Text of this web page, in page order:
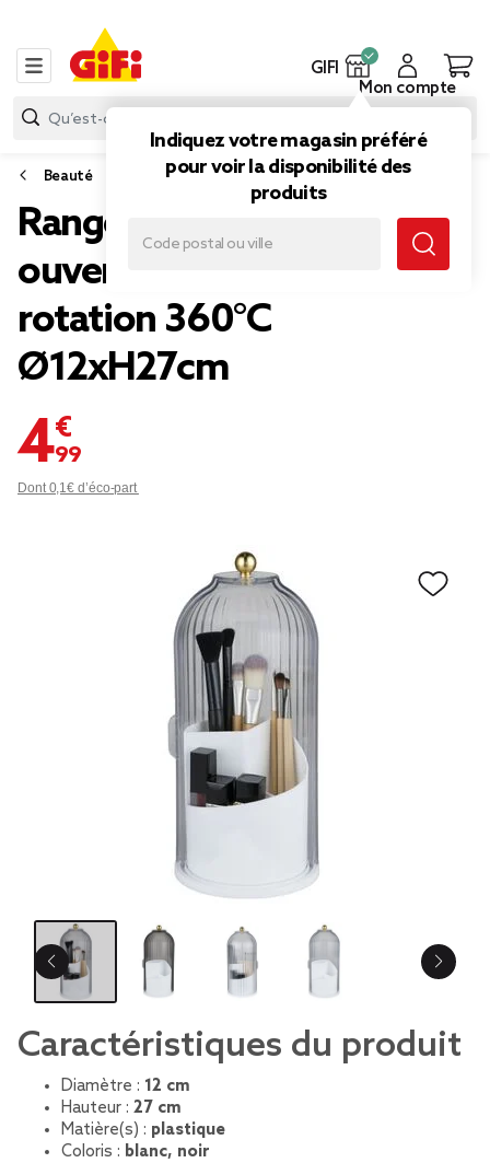
GIFI
Indiquez votre magasin préféré
pour voir la disponibilité des
produits
Mon compte
Beauté
Rangement cosmétique
ouverture pivotante
rotation 360°C
Ø12xH27cm
4,99 €
Dont 0,1€ d’éco-part
Caractéristiques du produit
Diamètre : 12 cm
Hauteur : 27 cm
Matière(s) : plastique
Coloris : blanc, noir